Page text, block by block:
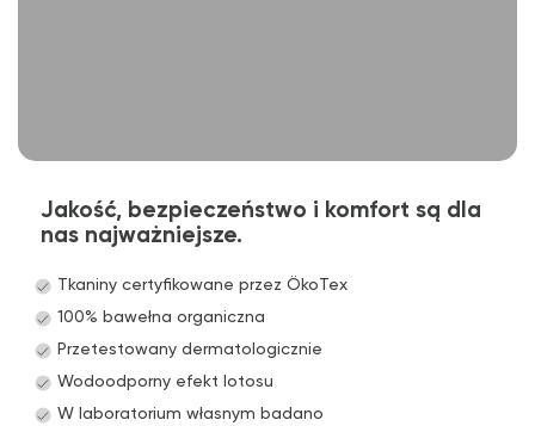
Jakość, bezpieczeństwo i komfort są dla
nas najważniejsze.
Tkaniny certyfikowane przez ÖkoTex
100% bawełna organiczna
Przetestowany dermatologicznie
Wodoodporny efekt lotosu
W laboratorium własnym badano